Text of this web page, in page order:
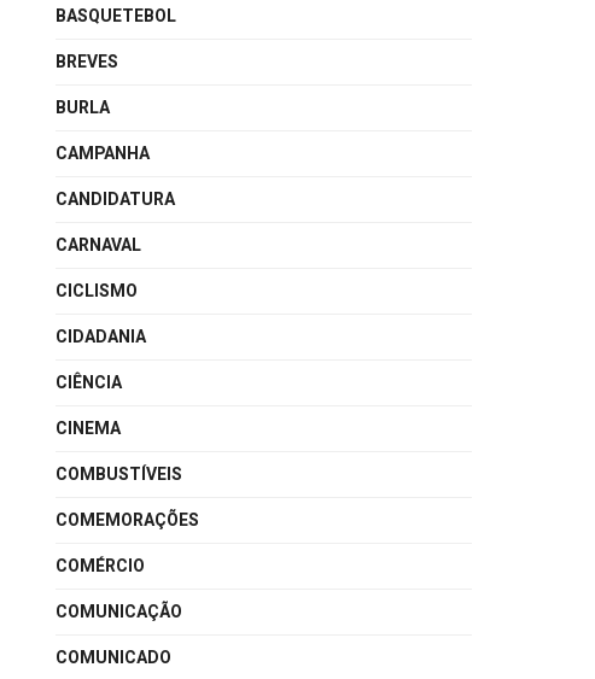
BASQUETEBOL
BREVES
BURLA
CAMPANHA
CANDIDATURA
CARNAVAL
CICLISMO
CIDADANIA
CIÊNCIA
CINEMA
COMBUSTÍVEIS
COMEMORAÇÕES
COMÉRCIO
COMUNICAÇÃO
COMUNICADO